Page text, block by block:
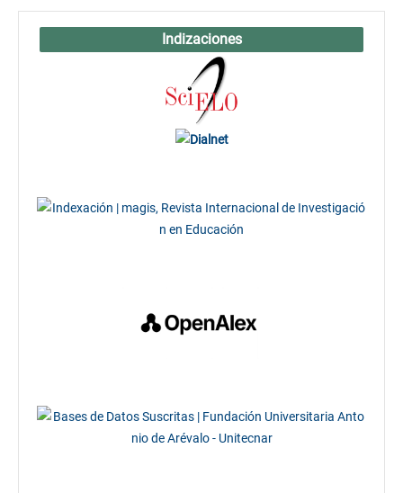
Indizaciones